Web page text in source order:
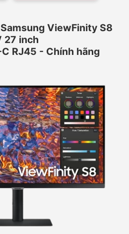
ViewFinity S8
27 inch
RJ45 - Chính hãng